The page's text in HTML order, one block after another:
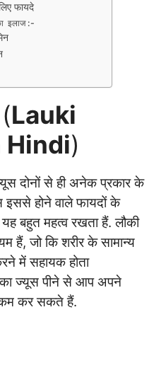
फायदे
इलाज :-
(Lauki
Hindi)
दोनों से ही अनेक प्रकार के
इससे होने वाले फायदों के
यह बहुत महत्व रखता हैं. लौकी
हैं, जो कि शरीर के सामान्य
में सहायक होता
का ज्यूस पीने से आप अपने
कम कर सकते हैं.